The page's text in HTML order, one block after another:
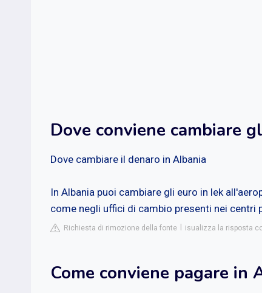
Dove conviene cambiare
Dove cambiare il denaro in Albania
In Albania puoi cambiare gli euro in lek
come negli uffici di cambio presenti nei centri
Richiesta di rimozione della fonte isualizza la risposta
Come conviene pagare in